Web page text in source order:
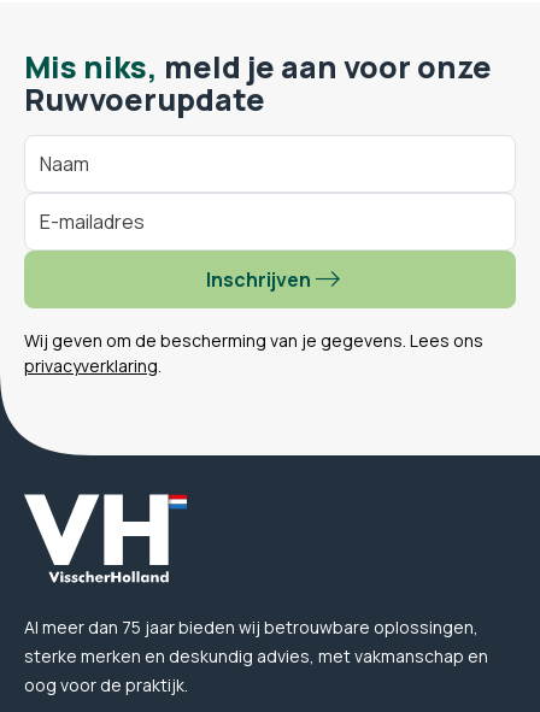
Mis niks, meld je aan voor onze
Ruwvoerupdate
Inschrijven
Wij geven om de bescherming van je gegevens. Lees ons
privacyverklaring.
Al meer dan 75 jaar bieden wij betrouwbare oplossingen,
sterke merken en deskundig advies, met vakmanschap en
oog voor de praktijk.